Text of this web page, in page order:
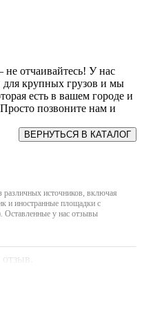
не отчаивайтесь! У нас
для крупных грузов и мы
есть в вашем городе и
позвоните нам и
различных источников, включая
и иностранные площадки с
Оставленные у нас отзывы